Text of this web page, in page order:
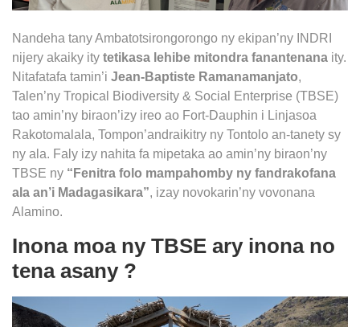
Nandeha tany Ambatotsirongorongo ny ekipan’ny INDRI
nijery akaiky ity tetikasa lehibe mitondra fanantenana ity.
Nitafatafa tamin’i Jean-Baptiste Ramanamanjato,
Talen’ny Tropical Biodiversity & Social Enterprise (TBSE)
tao amin’ny biraon’izy ireo ao Fort-Dauphin i Linjasoa
Rakotomalala, Tompon’andraikitry ny Tontolo an-tanety sy
ny ala. Faly izy nahita fa mipetaka ao amin’ny biraon’ny
TBSE ny “Fenitra folo mampahomby ny fandrakofana
ala an’i Madagasikara”, izay novokarin’ny vovonana
Alamino.
Inona moa ny TBSE ary inona no
tena asany ?